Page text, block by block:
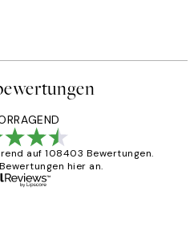
auf 108403 Bewertungen.
hier an.